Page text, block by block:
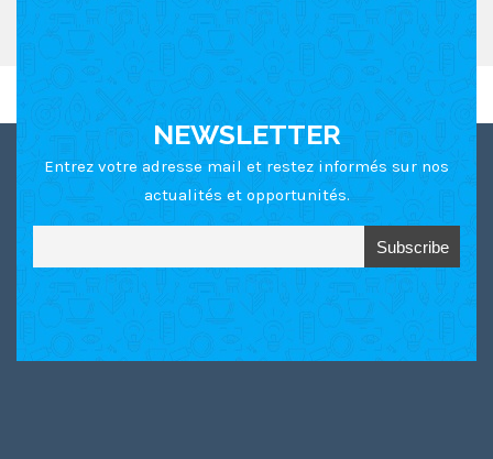
NEWSLETTER
Entrez votre adresse mail et restez informés sur nos
actualités et opportunités.